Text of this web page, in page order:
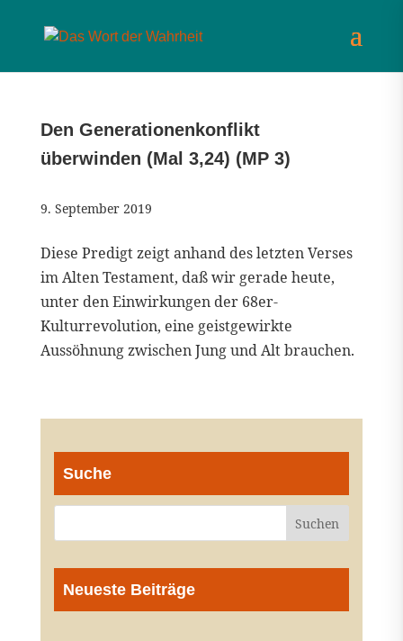
Den Generationenkonflikt
überwinden (Mal 3,24) (MP 3)
9. September 2019
Diese Predigt zeigt anhand des letzten Verses
im Alten Testament, daß wir gerade heute,
unter den Einwirkungen der 68er-
Kulturrevolution, eine geistgewirkte
Aussöhnung zwischen Jung und Alt brauchen.
Suche
Neueste Beiträge